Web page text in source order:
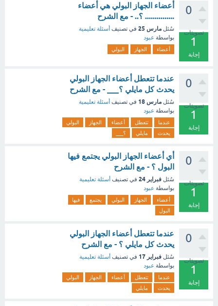
0
تصويتات
1
إجابة
أعضاء الجهاز البولي هي أعضاء
............... ؟.. - مع الشرح
سُئل مارس 25 في تصنيف أسئلة تعليمية
بواسطة عبود
أعضاء الجهاز البولي
0
تصويتات
1
إجابة
عندما تتعطل أعضاء الجهاز البولي
يحدث كل مايلي ؟___ - مع الشرح
سُئل مارس 18 في تصنيف أسئلة تعليمية
بواسطة عبود
عندما تتعطل أعضاء الجهاز
البولي
يحدث
مايلي ؟___
0
تصويتات
1
إجابة
أي أعضاء الجهاز البولي يجتمع فيها
البول ؟ - مع الشرح
سُئل فبراير 24 في تصنيف أسئلة تعليمية
بواسطة عبود
أعضاء الجهاز البولي يجتمع
فيها
البول
0
تصويتات
1
إجابة
عندما تتعطل أعضاء الجهاز البولي
يحدث كل مايلي ؟ - مع الشرح
سُئل فبراير 17 في تصنيف أسئلة تعليمية
بواسطة عبود
عندما تتعطل أعضاء الجهاز
البولي
يحدث
مايلي